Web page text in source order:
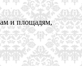
и площадям,